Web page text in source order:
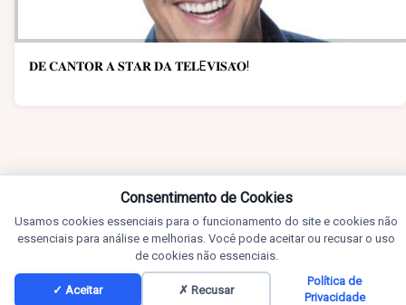
𝐃𝐄 𝐂𝐀𝐍𝐓𝐎𝐑 𝐀 𝐒𝐓𝐀𝐑 𝐃𝐀 𝐓𝐄𝐋E𝐕𝐈𝐒𝐀̃𝐎!
Notícias
Consentimento de Cookies
Usamos cookies essenciais para o funcionamento do site e cookies não
essenciais para análise e melhorias. Você pode aceitar ou recusar o uso
de cookies não essenciais.
✓ Aceitar ✗ Recusar
Política de
Privacidade